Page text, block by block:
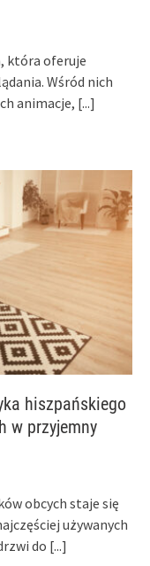
która oferuje
Wśród nich
animacje, [...]
hiszpańskiego
w przyjemny
obcych staje się
używanych
do [...]